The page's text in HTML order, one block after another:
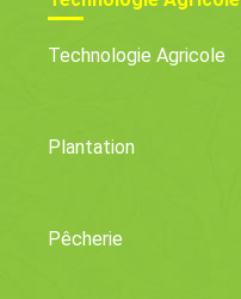
Technologie Agricole
Plantation
Pêcherie